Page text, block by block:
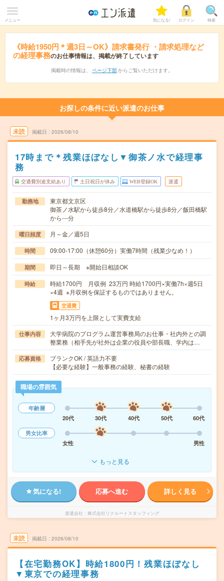
メニュー 気になる! ログイン 検索
《時給1950円＊週3日～OK》請求書発行 ・請求処理など
の経理事務のお仕事情報は、掲載が終了しています
掲載時の情報は、 ページ下部 からご覧いただけます。
お探しの条件に近い派遣のお仕事
未読 掲載日 2026/08/10
17時まで＊残業ほぼなし▼御茶ノ水で経理事
務
交通費別途支給あり 土日祝日が休み WEB登録OK 派遣
勤務地
東京都文京区
御茶ノ水駅から徒歩8分／水道橋駅から徒歩8分／飯田橋駅
から---分
曜日頻度 月～金／週5日
時間 09:00-17:00（休憩60分）実働7時間（残業少なめ！）
期間 即日～長期 ※開始日相談OK
時給
時給1700円 月収例 23万円 時給1700円×実働7h×週5日
×4週 ※月収例を保証するものではありません。
交通費
1ヶ月3万円を上限として実費支給
仕事内容
大学病院のプログラム運営事務局のお仕事・社内外との調
整業務（相手先が社外は企業の役員や部長職、学内は…
応募資格
ブランクOK / 英語力不要
【必要な経験】一般事務の経験、秘書の経験
職場の雰囲気
年齢層
20代
30代 40代 50代
60代
男女比率
女性
男性
もっと見る
気になる! 応募へ進む 詳しく見る
派遣会社 株式会社リクルートスタッフィング
未読 掲載日 2026/08/10
【在宅勤務OK】時給1800円！残業ほぼなし
▼東京での経理事務